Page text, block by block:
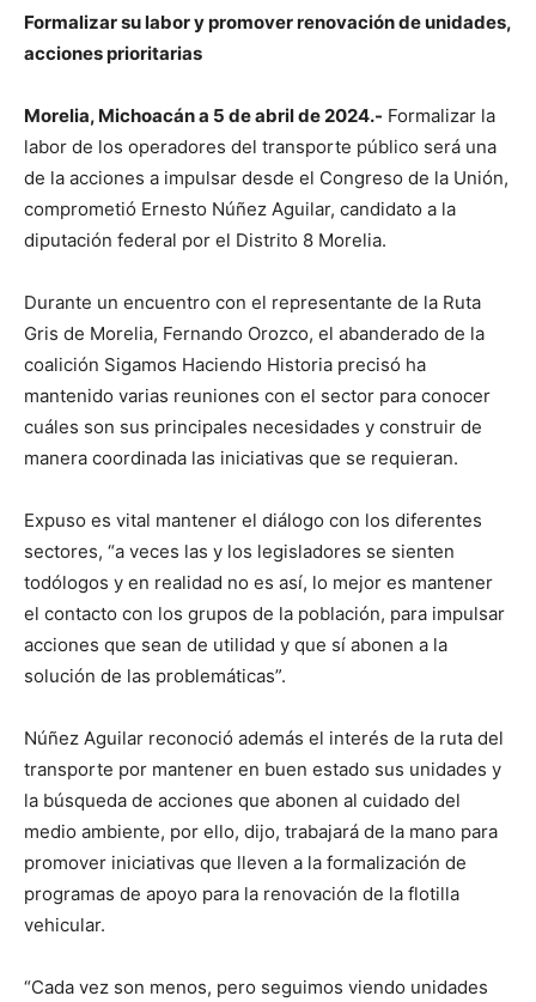
Formalizar su labor y promover renovación de unidades,
acciones prioritarias
Morelia, Michoacán a 5 de abril de 2024.- Formalizar la
labor de los operadores del transporte público será una
de la acciones a impulsar desde el Congreso de la Unión,
comprometió Ernesto Núñez Aguilar, candidato a la
diputación federal por el Distrito 8 Morelia.
Durante un encuentro con el representante de la Ruta
Gris de Morelia, Fernando Orozco, el abanderado de la
coalición Sigamos Haciendo Historia precisó ha
mantenido varias reuniones con el sector para conocer
cuáles son sus principales necesidades y construir de
manera coordinada las iniciativas que se requieran.
Expuso es vital mantener el diálogo con los diferentes
sectores, “a veces las y los legisladores se sienten
todólogos y en realidad no es así, lo mejor es mantener
el contacto con los grupos de la población, para impulsar
acciones que sean de utilidad y que sí abonen a la
solución de las problemáticas”.
Núñez Aguilar reconoció además el interés de la ruta del
transporte por mantener en buen estado sus unidades y
la búsqueda de acciones que abonen al cuidado del
medio ambiente, por ello, dijo, trabajará de la mano para
promover iniciativas que lleven a la formalización de
programas de apoyo para la renovación de la flotilla
vehicular.
“Cada vez son menos, pero seguimos viendo unidades